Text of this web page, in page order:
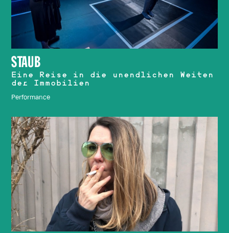
STAUB
Eine Reise in die unendlichen Weiten
der Immobilien
Performance